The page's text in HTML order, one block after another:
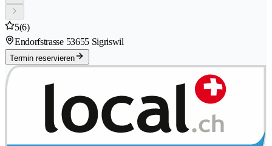
5(6)
Endorfstrasse 53655 Sigriswil
Termin reservieren